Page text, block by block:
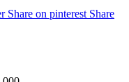
Share on pinterest Share